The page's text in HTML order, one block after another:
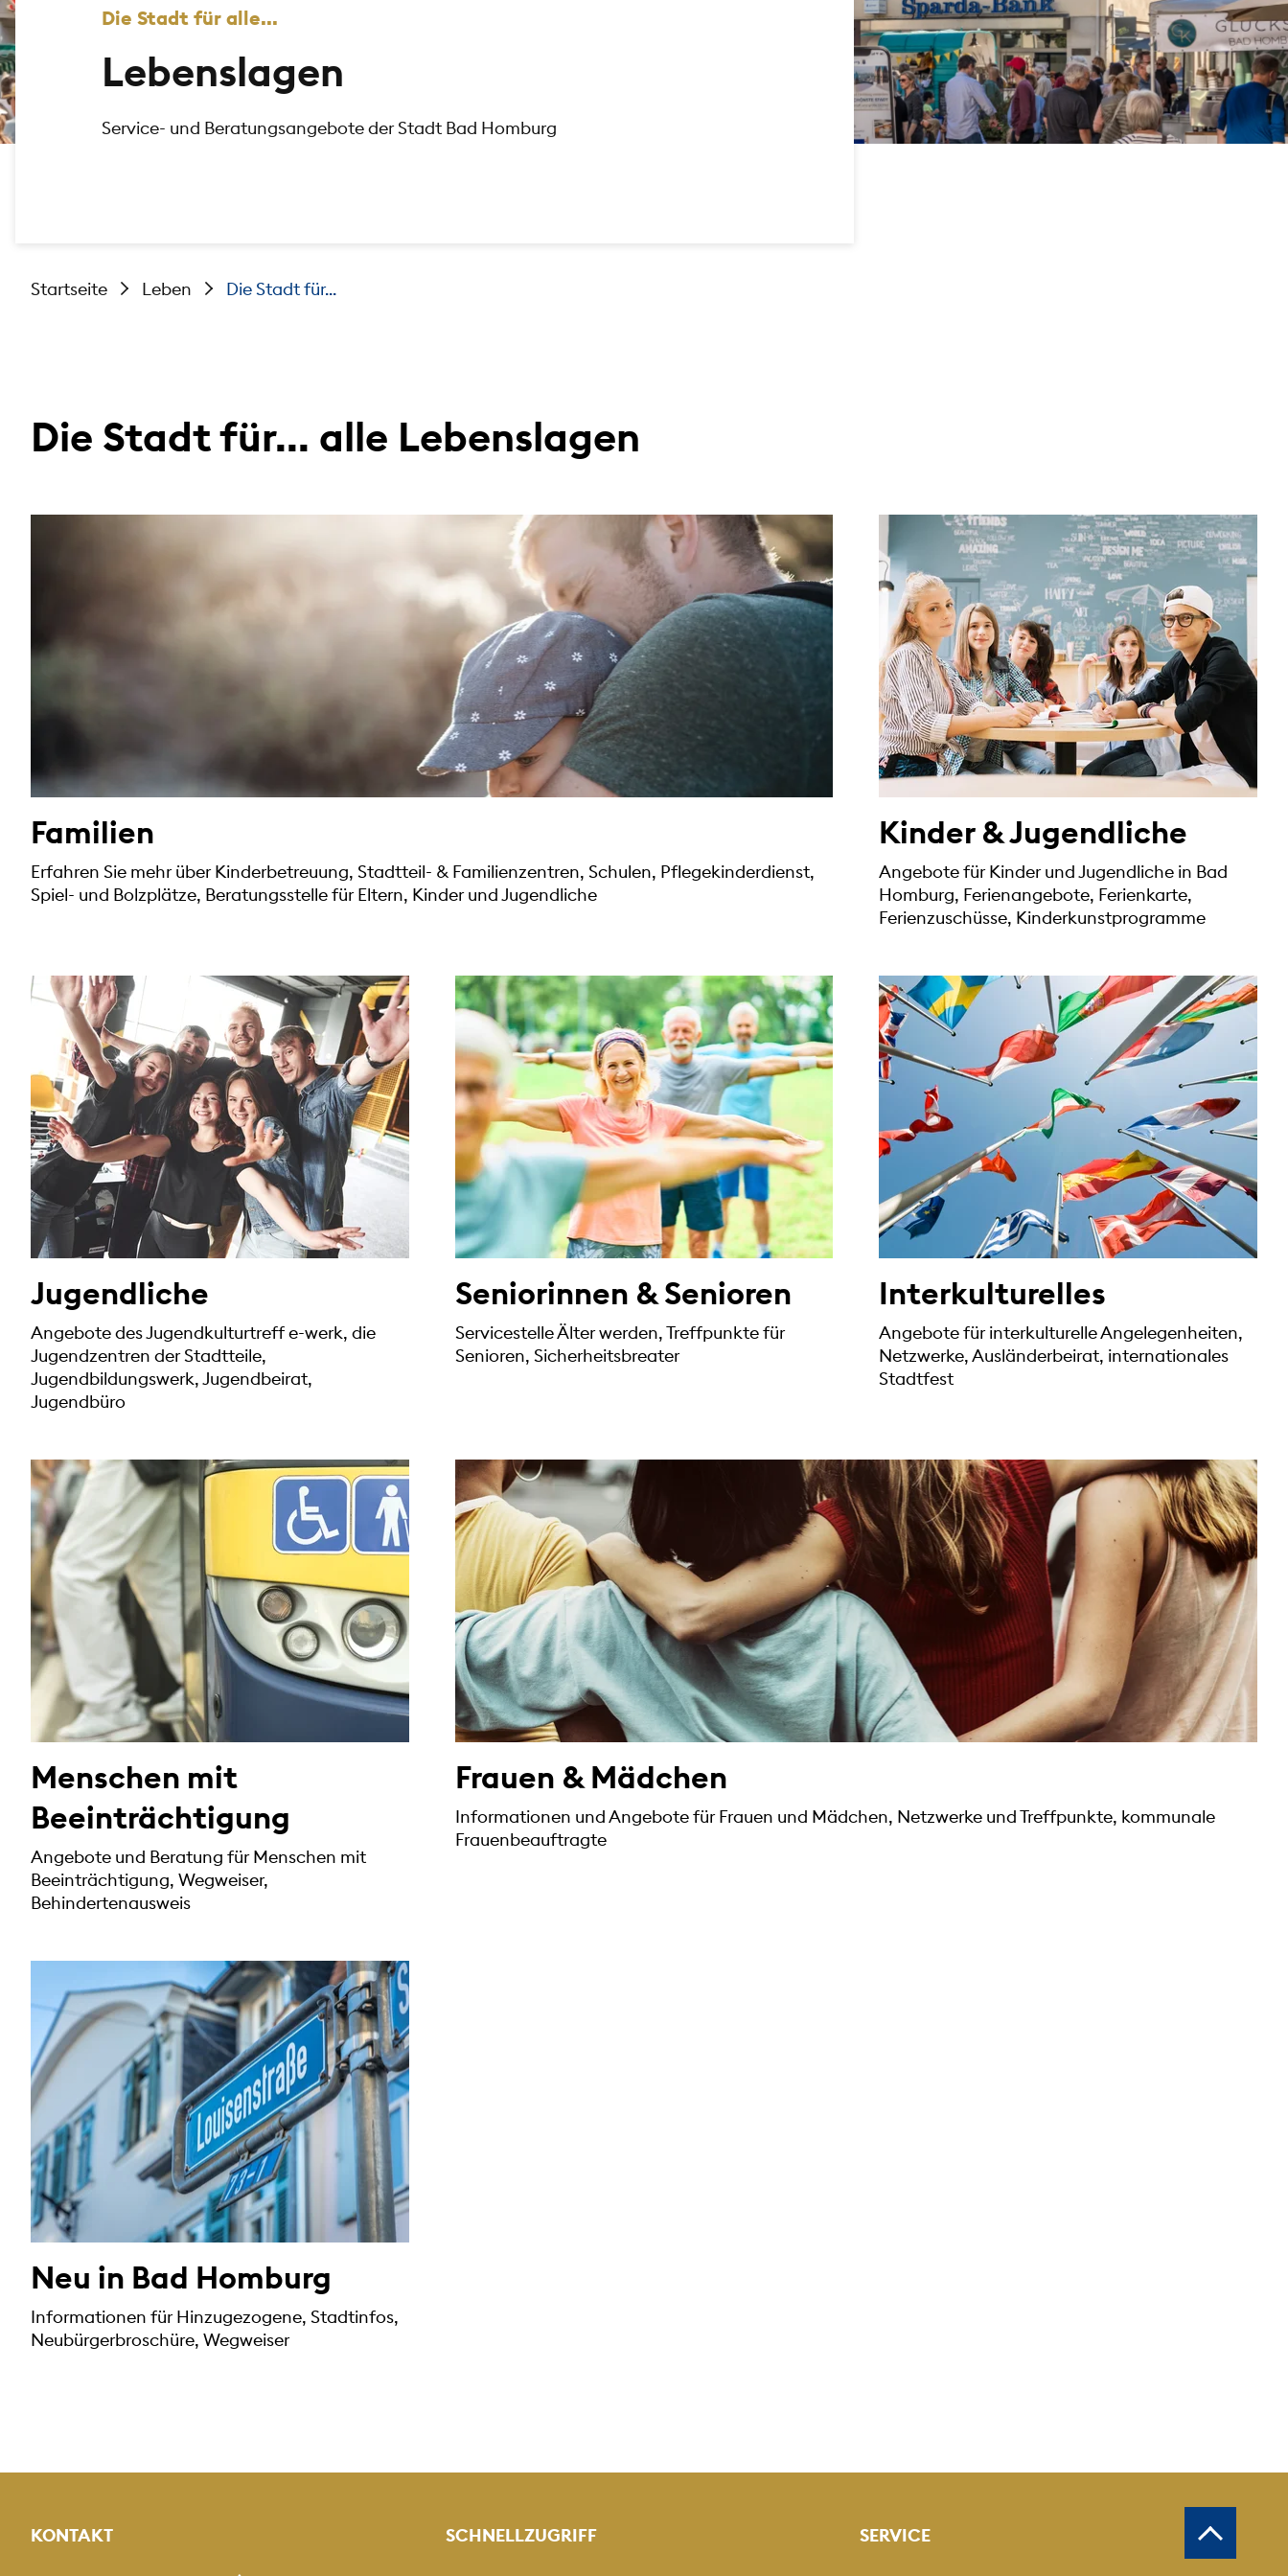
Die Stadt für alle...
Lebenslagen
Service- und Beratungsangebote der Stadt Bad Homburg
Startseite Leben Die Stadt für...
Die Stadt für... alle Lebenslagen
Familien
Erfahren Sie mehr über Kinderbetreuung, Stadtteil- & Familienzentren, Schulen, Pflegekinderdienst,
Spiel- und Bolzplätze, Beratungsstelle für Eltern, Kinder und Jugendliche
Kinder & Jugendliche
Angebote für Kinder und Jugendliche in Bad
Homburg, Ferienangebote, Ferienkarte,
Ferienzuschüsse, Kinderkunstprogramme
Jugendliche
Angebote des Jugendkulturtreff e-werk, die
Jugendzentren der Stadtteile,
Jugendbildungswerk, Jugendbeirat,
Jugendbüro
Seniorinnen & Senioren
Servicestelle Älter werden, Treffpunkte für
Senioren, Sicherheitsbreater
Interkulturelles
Angebote für interkulturelle Angelegenheiten,
Netzwerke, Ausländerbeirat, internationales
Stadtfest
Menschen mit
Beeinträchtigung
Angebote und Beratung für Menschen mit
Beeinträchtigung, Wegweiser,
Behindertenausweis
Frauen & Mädchen
Informationen und Angebote für Frauen und Mädchen, Netzwerke und Treffpunkte, kommunale
Frauenbeauftragte
Neu in Bad Homburg
Informationen für Hinzugezogene, Stadtinfos,
Neubürgerbroschüre, Wegweiser
KONTAKT SCHNELLZUGRIFF SERVICE